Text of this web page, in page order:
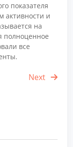
показателя
активности и
на
полноценное
все
Next